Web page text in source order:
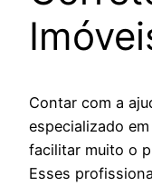
Contar com a
especializado
facilitar muito o
Esses